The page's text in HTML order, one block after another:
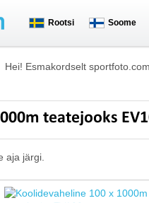
Rootsi Soome
Hei! Esmakordselt
teatejooks
aja järgi.